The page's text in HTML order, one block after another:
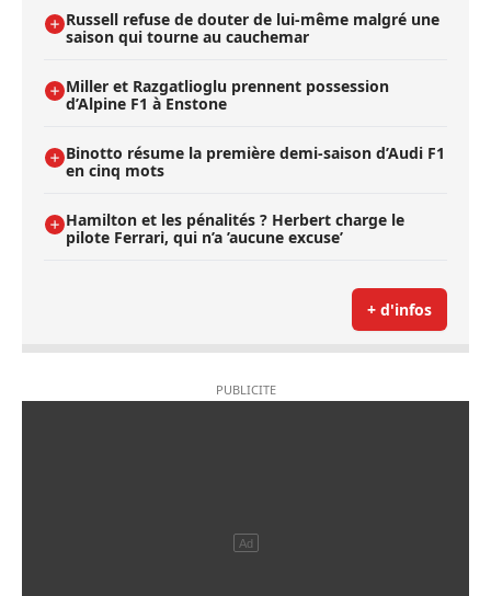
Russell refuse de douter de lui-même malgré une
saison qui tourne au cauchemar
Miller et Razgatlioglu prennent possession
d’Alpine F1 à Enstone
Binotto résume la première demi-saison d’Audi F1
en cinq mots
Hamilton et les pénalités ? Herbert charge le
pilote Ferrari, qui n’a ’aucune excuse’
+ d'infos